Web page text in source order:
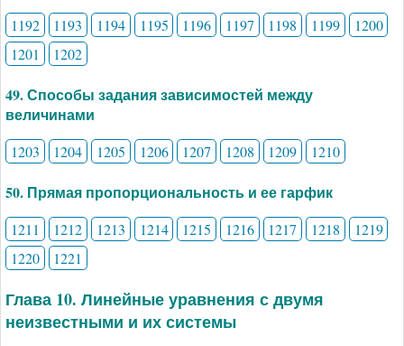
1192 1193 1194 1195 1196 1197 1198 1199
1200
1201
1202
49. Способы задания зависимостей между
величинами
1203 1204 1205 1206 1207 1208 1209 1210
50. Прямая пропорциональность и ее гарфик
1211 1212 1213 1214 1215 1216 1217 1218
1219
1220
1221
Глава 10. Линейные уравнения с двумя
неизвестными и их системы